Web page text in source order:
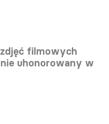
filmowych
uhonorowany w